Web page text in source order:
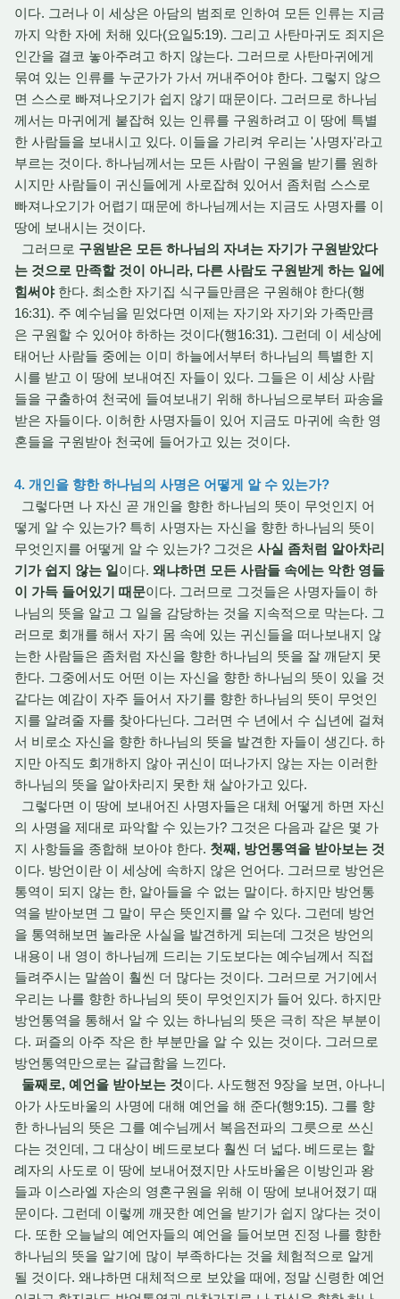
이다. 그러나 이 세상은 아담의 범죄로 인하여 모든 인류는 지금
까지 악한 자에 처해 있다(요일5:19). 그리고 사탄마귀도 죄지은
인간을 결코 놓아주려고 하지 않는다. 그러므로 사탄마귀에게
묶여 있는 인류를 누군가가 가서 꺼내주어야 한다. 그렇지 않으
면 스스로 빠져나오기가 쉽지 않기 때문이다. 그러므로 하나님
께서는 마귀에게 붙잡혀 있는 인류를 구원하려고 이 땅에 특별
한 사람들을 보내시고 있다. 이들을 가리켜 우리는 '사명자'라고
부르는 것이다. 하나님께서는 모든 사람이 구원을 받기를 원하
시지만 사람들이 귀신들에게 사로잡혀 있어서 좀처럼 스스로
빠져나오기가 어렵기 때문에 하나님께서는 지금도 사명자를 이
땅에 보내시는 것이다.
그러므로 구원받은 모든 하나님의 자녀는 자기가 구원받았다
는 것으로 만족할 것이 아니라, 다른 사람도 구원받게 하는 일에
힘써야한다. 최소한 자기집 식구들만큼은 구원해야 한다(행
16:31). 주 예수님을 믿었다면 이제는 자기와 자기와 가족만큼
은 구원할 수 있어야 하하는 것이다(행16:31). 그런데 이 세상에
태어난 사람들 중에는 이미 하늘에서부터 하나님의 특별한 지
시를 받고 이 땅에 보내여진 자들이 있다. 그들은 이 세상 사람
들을 구출하여 천국에 들여보내기 위해 하나님으로부터 파송을
받은 자들이다. 이허한 사명자들이 있어 지금도 마귀에 속한 영
혼들을 구원받아 천국에 들어가고 있는 것이다.
4. 개인을 향한 하나님의 사명은 어떻게 알 수 있는가?
그렇다면 나 자신 곧 개인을 향한 하나님의 뜻이 무엇인지 어
떻게 알 수 있는가? 특히 사명자는 자신을 향한 하나님의 뜻이
무엇인지를 어떻게 알 수 있는가? 그것은 사실 좀처럼 알아차리
기가 쉽지 않는 일이다. 왜냐하면 모든 사람들 속에는 악한 영들
이 가득 들어있기 때문이다. 그러므로 그것들은 사명자들이 하
나님의 뜻을 알고 그 일을 감당하는 것을 지속적으로 막는다. 그
러므로 회개를 해서 자기 몸 속에 있는 귀신들을 떠나보내지 않
는한 사람들은 좀처럼 자신을 향한 하나님의 뜻을 잘 깨닫지 못
한다. 그중에서도 어떤 이는 자신을 향한 하나님의 뜻이 있을 것
같다는 예감이 자주 들어서 자기를 향한 하나님의 뜻이 무엇인
지를 알려줄 자를 찾아다닌다. 그러면 수 년에서 수 십년에 걸쳐
서 비로소 자신을 향한 하나님의 뜻을 발견한 자들이 생긴다. 하
지만 아직도 회개하지 않아 귀신이 떠나가지 않는 자는 이러한
하나님의 뜻을 알아차리지 못한 채 살아가고 있다.
그렇다면 이 땅에 보내어진 사명자들은 대체 어떻게 하면 자신
의 사명을 제대로 파악할 수 있는가? 그것은 다음과 같은 몇 가
지 사항들을 종합해 보아야 한다. 첫째, 방언통역을 받아보는 것
이다. 방언이란 이 세상에 속하지 않은 언어다. 그러므로 방언은
통역이 되지 않는 한, 알아들을 수 없는 말이다. 하지만 방언통
역을 받아보면 그 말이 무슨 뜻인지를 알 수 있다. 그런데 방언
을 통역해보면 놀라운 사실을 발견하게 되는데 그것은 방언의
내용이 내 영이 하나님께 드리는 기도보다는 예수님께서 직접
들려주시는 말씀이 훨씬 더 많다는 것이다. 그러므로 거기에서
우리는 나를 향한 하나님의 뜻이 무엇인지가 들어 있다. 하지만
방언통역을 통해서 알 수 있는 하나님의 뜻은 극히 작은 부분이
다. 퍼즐의 아주 작은 한 부분만을 알 수 있는 것이다. 그러므로
방언통역만으로는 갈급함을 느낀다.
둘째로, 예언을 받아보는 것이다. 사도행전 9장을 보면, 아나니
아가 사도바울의 사명에 대해 예언을 해 준다(행9:15). 그를 향
한 하나님의 뜻은 그를 예수님께서 복음전파의 그릇으로 쓰신
다는 것인데, 그 대상이 베드로보다 훨씬 더 넓다. 베드로는 할
례자의 사도로 이 땅에 보내어졌지만 사도바울은 이방인과 왕
들과 이스라엘 자손의 영혼구원을 위해 이 땅에 보내어졌기 때
문이다. 그런데 이렇께 깨끗한 예언을 받기가 쉽지 않다는 것이
다. 또한 오늘날의 예언자들의 예언을 들어보면 진정 나를 향한
하나님의 뜻을 알기에 많이 부족하다는 것을 체험적으로 알게
될 것이다. 왜냐하면 대체적으로 보았을 때에, 정말 신령한 예언